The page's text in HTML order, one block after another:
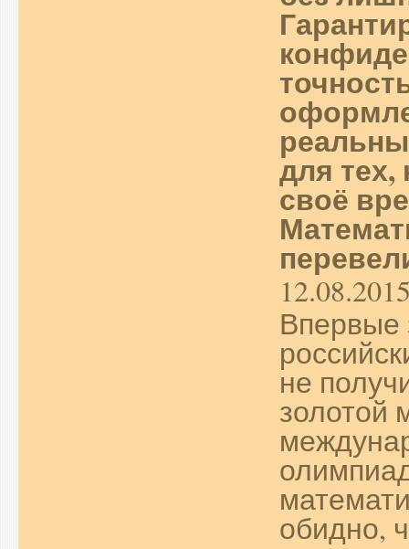
для тех,
своё
Впервые
не
золотой
обидно,